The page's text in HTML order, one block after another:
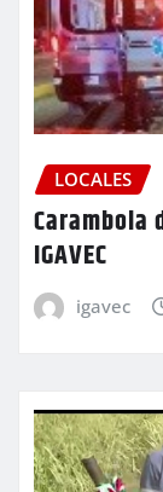
LOCALES
Carambola
IGAVEC
igavec